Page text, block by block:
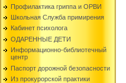
Профилактика гриппа и ОРВИ
Школьная Служба примирения
Кабинет психолога
ОДАРЕННЫЕ ДЕТИ
Информационно-библиотечный
центр
Паспорт дорожной безопасности
Из прокурорской практики